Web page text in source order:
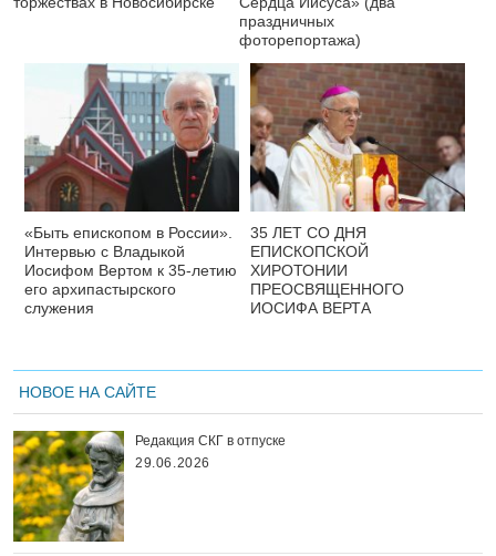
праздничных
фоторепортажа)
«Быть епископом в России».
Интервью с Владыкой
Иосифом Вертом к 35-летию
его архипастырского
служения
35 ЛЕТ СО ДНЯ
ЕПИСКОПСКОЙ
ХИРОТОНИИ
ПРЕОСВЯЩЕННОГО
ИОСИФА ВЕРТА
НОВОЕ НА САЙТЕ
Редакция СКГ в отпуске
29.06.2026